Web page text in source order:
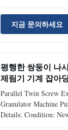
rubber,etc.
Filling nature-
지금 문의하세요
평행한 쌍둥이 나
제림기 기계 잡아
Parallel Twin Screw
Granulator Machine
Details: Condition: